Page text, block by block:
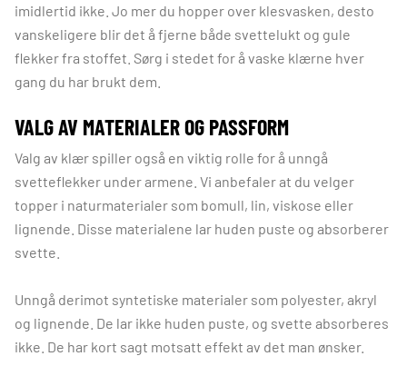
imidlertid ikke. Jo mer du hopper over klesvasken, desto
vanskeligere blir det å fjerne både svettelukt og gule
flekker fra stoffet. Sørg i stedet for å vaske klærne hver
gang du har brukt dem.
VALG AV MATERIALER OG PASSFORM
Valg av klær spiller også en viktig rolle for å unngå
svetteflekker under armene. Vi anbefaler at du velger
topper i naturmaterialer som bomull, lin, viskose eller
lignende. Disse materialene lar huden puste og absorberer
svette.
Unngå derimot syntetiske materialer som polyester, akryl
og lignende. De lar ikke huden puste, og svette absorberes
ikke. De har kort sagt motsatt effekt av det man ønsker.